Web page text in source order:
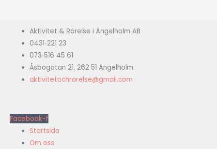
Aktivitet & Rörelse i Ängelholm AB
0431‑221 23
073‑516 45 61
Åsbogatan 21, 262 51 Ängelholm
aktivitetochrorelse@gmail.com
Facebook-f
Startsida
Om oss